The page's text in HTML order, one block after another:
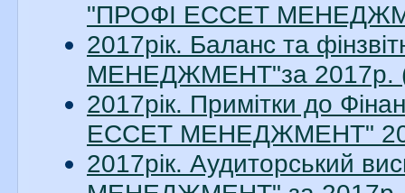
"ПРОФІ ЕССЕТ
2017рік. Баланс та
МЕНЕДЖМЕНТ"за 2017р.
2017рік. Примітки до
ЕССЕТ МЕНЕДЖМЕНТ"
2017рік. Аудиторський